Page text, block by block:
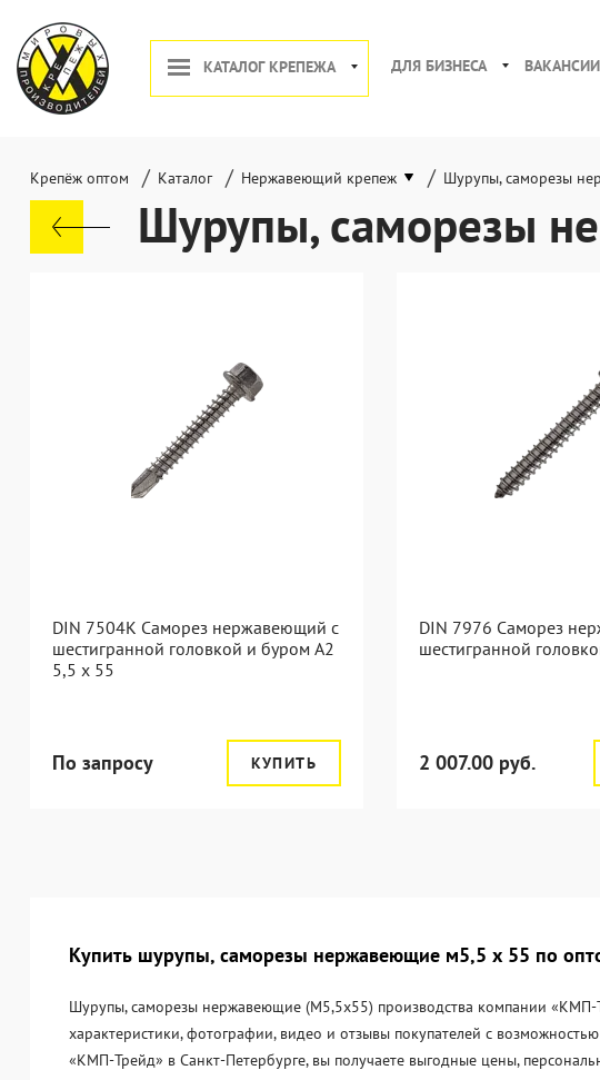
КАТАЛОГ КРЕПЕЖА ДЛЯ БИЗНЕСА ВАКАНСИИ
Крепёж оптом / Каталог / Нержавеющий крепеж / Шурупы, саморезы
Шурупы, саморезы
DIN 7504K Саморез нержавеющий с
шестигранной головкой и буром A2
5,5 x 55
По запросу КУПИТЬ
DIN 7976 Саморез
шестигранной
2 007.00 руб.
Купить шурупы, саморезы нержавеющие м5,5 х 55 по
Шурупы, саморезы нержавеющие (М5,5х55) производства компании «KМП-
характеристики, фотографии, видео и отзывы покупателей с
«KМП-Трейд» в Санкт-Петербурге, вы получаете выгодные цены,